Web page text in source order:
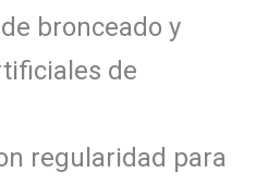
bronceado y
de
regularidad para